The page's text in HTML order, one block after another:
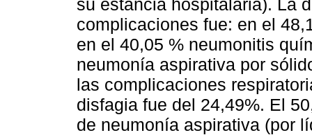
complicaciones fue: en el
en el 40,05 % neumonitis
neumonía aspirativa por
las complicaciones
disfagia fue del 24,49%. El
de neumonía aspirativa (por